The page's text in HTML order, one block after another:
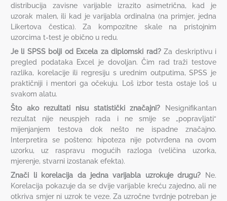
distribucija zavisne varijable izrazito asimetrična, kad je
uzorak malen, ili kad je varijabla ordinalna (na primjer, jedna
Likertova čestica). Za kompozitne skale na pristojnim
uzorcima t-test je obično u redu.
Je li SPSS bolji od Excela za diplomski rad?Za deskriptivu i
pregled podataka Excel je dovoljan. Čim rad traži testove
razlika, korelacije ili regresiju s urednim outputima, SPSS je
praktičniji i mentori ga očekuju. Loš izbor testa ostaje loš u
svakom alatu.
Što ako rezultati nisu statistički značajni? Nesignifikantan
rezultat nije neuspjeh rada i ne smije se „popravljati“
mijenjanjem testova dok nešto ne ispadne značajno.
Interpretira se pošteno: hipoteza nije potvrđena na ovom
uzorku, uz raspravu mogućih razloga (veličina uzorka,
mjerenje, stvarni izostanak efekta).
Znači li korelacija da jedna varijabla uzrokuje drugu? Ne.
Korelacija pokazuje da se dvije varijable kreću zajedno, ali ne
otkriva smjer ni uzrok te veze. Za uzročne tvrdnje potreban je